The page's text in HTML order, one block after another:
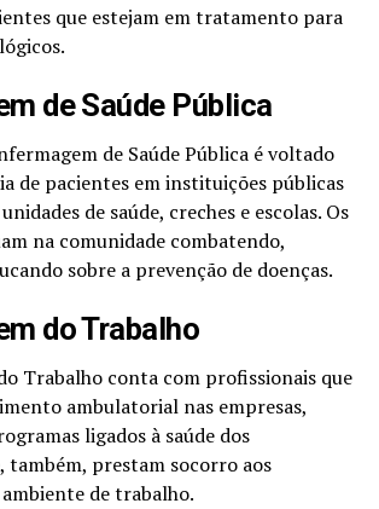
que estejam em tratamento para
de Saúde Pública
de Saúde Pública é voltado
de pacientes em instituições públicas
de saúde, creches e escolas. Os
na comunidade combatendo,
sobre a prevenção de doenças.
do Trabalho
Trabalho conta com profissionais que
ambulatorial nas empresas,
ligados à saúde dos
também, prestam socorro aos
de trabalho.